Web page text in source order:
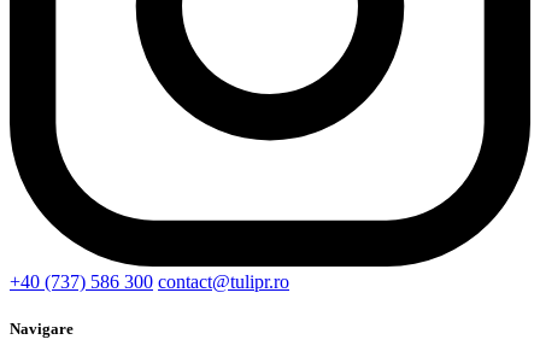
+40 (737) 586 300 contact@tulipr.ro
Navigare